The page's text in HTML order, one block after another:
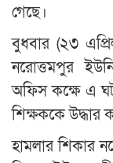
গেছে।
বুধবার (২৩
নরোত্তমপুর
অফিস কক্ষে এ
শিক্ষককে উদ্ধার
হামলার শিকার